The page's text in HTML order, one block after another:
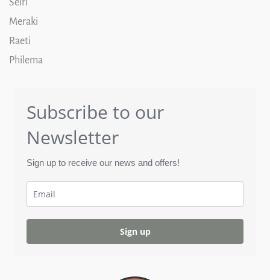
Seiri
Meraki
Raeti
Philema
Subscribe to our
Newsletter
Sign up to receive our news and offers!
Sign up